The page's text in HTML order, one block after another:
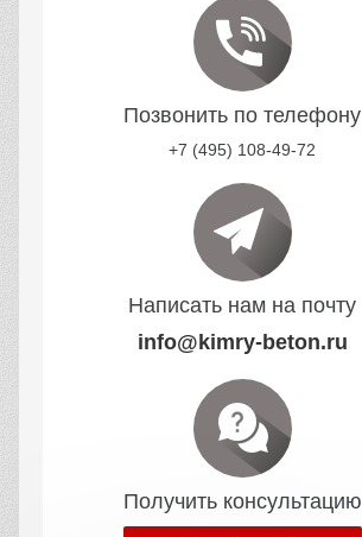
Позвонить по телефону
+7 (495) 108-49-72
Написать нам на почту
info@kimry-beton.ru
Получить консультацию